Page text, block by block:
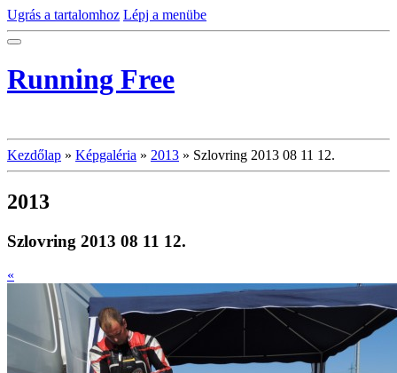
Ugrás a tartalomhoz Lépj a menübe
Running Free
Kezdőlap » Képgaléria » 2013 » Szlovring 2013 08 11 12.
2013
Szlovring 2013 08 11 12.
«